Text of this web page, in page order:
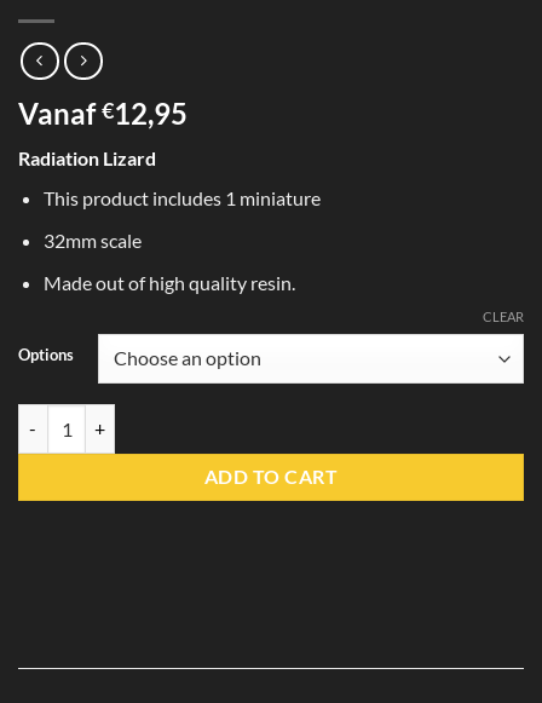
Vanaf€12,95
Radiation Lizard
This product includes 1 miniature
32mm scale
Made out of high quality resin.
Options
CLEAR
ADD TO CART